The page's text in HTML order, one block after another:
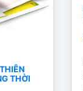
THỜI